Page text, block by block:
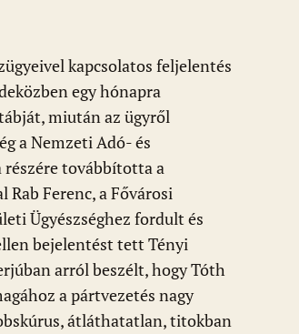
kapcsolatos feljelentés
egy hónapra
miután az ügyről
a Nemzeti Adó- és
részére továbbította a
Ferenc, a Fővárosi
Ügyészséghez fordult és
bejelentést tett Tényi
arról beszélt, hogy Tóth
a pártvezetés nagy
átláthatatlan, titokban